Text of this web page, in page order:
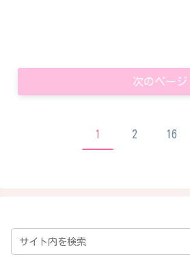
次のページ
1 2 16